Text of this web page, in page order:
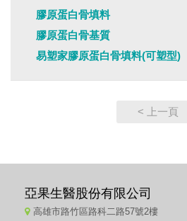
膠原蛋白骨填料
膠原蛋白骨基質
易塑家膠原蛋白骨填料(可塑型)
< 上一頁
亞果生醫股份有限公司
高雄市路竹區路科二路57號2樓